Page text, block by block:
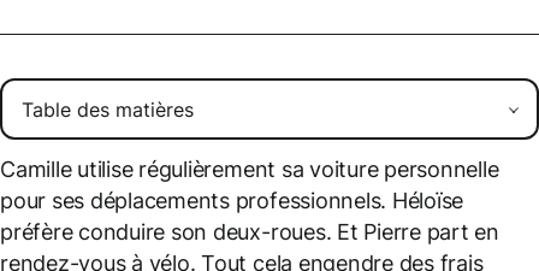
Camille utilise régulièrement sa voiture personnelle
pour ses déplacements professionnels. Héloïse
préfère conduire son deux-roues. Et Pierre part en
rendez-vous à vélo. Tout cela engendre des frais